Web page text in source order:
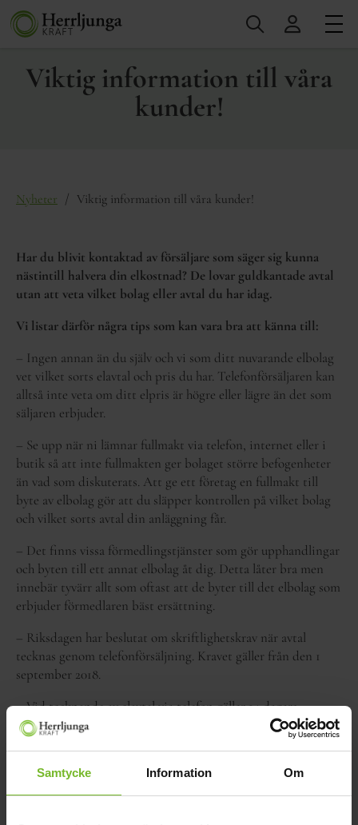
Samtycke Information Om
Viktig information till våra
kunder!
Nyheter / Viktig information till våra kunder!
Har du blivit kontaktad av försäljare som säger sig kunna
nästintill halvera din elkostnad? De lovar guldkantade avtal
utan att veta vilket bolag eller avtal du har idag.
Vi listar därför några tips som kan vara bra att känna till:
– Ingen annan än du själv och vi som ditt nuvarande elbolag
vet vilket sorts elavtal och pris du har. Telefonförsäljaren kan
alltså inte veta om ditt elpris är högre eller lägre än det som
säljaren erbjuder.
– Se upp när ni lämnar fullmakt via telefon, internet eller i
butik så att inte fullmakten ger bolaget större befogenheter
än vad som diskuterats. Att ge ett företag en fullmakt till
byte av elbolag gör att du släpper kontrollen på vilket bolag
och vilket sorts avtal din anläggning får.
– Det finns vissa förmedlingstjänster som gör upphandlingar
och byten till ett annat elbolag åt dig. Detta låter bra men
innebär tyvärr allt som oftast att de byter till det elbolag som
erbjuder förmedlaren bäst ersättning.
– Riksdagen har beslutat om skriftlighetskrav när avtal
tecknas genom telefonförsäljning. Kravet gäller från den 1
september 2018.
– Vid tecknande av elavtal via telefon gäller 14 dagars
ångerrätt om säljaren ringt.
– Vissa elhandelsbolag hävdar att de samarbetar med
nätbolag där vi idag har samarbete och lovar alla avgifter på
en faktura. Det stämmer inte. Herrljunga Elektriska